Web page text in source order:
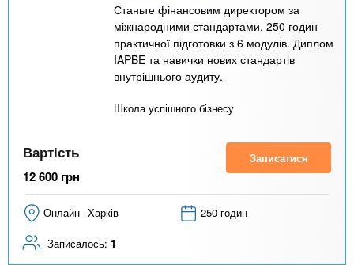
Станьте фінансовим директором за
міжнародними стандартами. 250 годин
практичної підготовки з 6 модулів. Диплом
IAPBE та навички нових стандартів
внутрішнього аудиту.
Школа успішного бізнесу
Вартість
12 600 грн
Записатися
Онлайн Харків 250 годин
Записалось: 1